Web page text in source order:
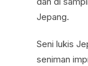
Jepang.
Seni lukis
seniman